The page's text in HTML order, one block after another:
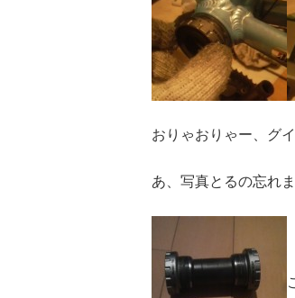
おりゃおりゃー、グイ
あ、写真とるの忘れ